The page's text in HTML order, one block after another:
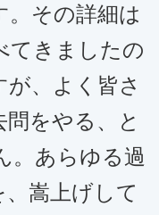
。その詳細は
てきましたの
、よく皆さ
をやる、と
。あらゆる過
嵩上げして